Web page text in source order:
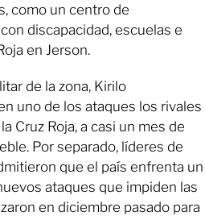
como un centro de
discapacidad, escuelas e
en Jerson.
de la zona, Kirilo
uno de los ataques los rivales
Cruz Roja, a casi un mes de
Por separado, líderes de
que el país enfrenta un
ataques que impiden las
en diciembre pasado para